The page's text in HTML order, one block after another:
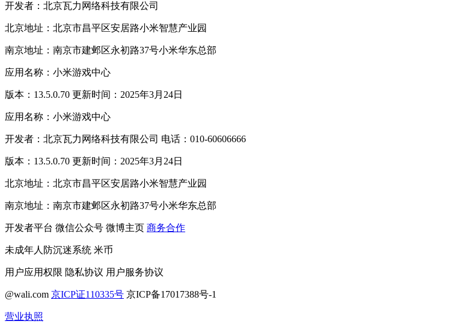
开发者：北京瓦力网络科技有限公司
北京地址：北京市昌平区安居路小米智慧产业园
南京地址：南京市建邺区永初路37号小米华东总部
应用名称：小米游戏中心
版本：13.5.0.70 更新时间：2025年3月24日
应用名称：小米游戏中心
开发者：北京瓦力网络科技有限公司 电话：010-60606666
版本：13.5.0.70 更新时间：2025年3月24日
北京地址：北京市昌平区安居路小米智慧产业园
南京地址：南京市建邺区永初路37号小米华东总部
开发者平台 微信公众号 微博主页 商务合作
未成年人防沉迷系统 米币
用户应用权限 隐私协议 用户服务协议
@wali.com 京ICP证110335号 京ICP备17017388号-1
营业执照